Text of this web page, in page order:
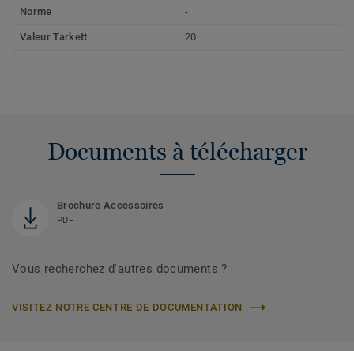
Norme
-
Valeur Tarkett 20
Documents à télécharger
Brochure Accessoires
PDF
Vous recherchez d'autres documents ?
VISITEZ NOTRE CENTRE DE DOCUMENTATION